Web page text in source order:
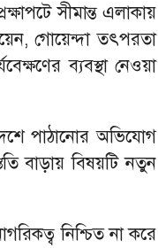
সীমান্ত এলাকায়
গোয়েন্দা তৎপরতা
ব্যবস্থা নেওয়া
পাঠানোর অভিযোগ
বাড়ায় বিষয়টি নতুন
নিশ্চিত না করে